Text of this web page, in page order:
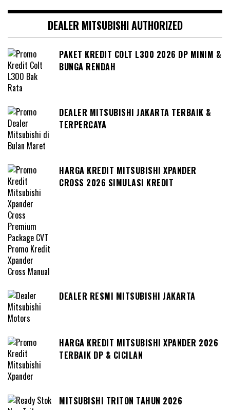
DEALER MITSUBISHI AUTHORIZED
PAKET KREDIT COLT L300 2026 DP MINIM &
BUNGA RENDAH
DEALER MITSUBISHI JAKARTA TERBAIK &
TERPERCAYA
HARGA KREDIT MITSUBISHI XPANDER
CROSS 2026 SIMULASI KREDIT
DEALER RESMI MITSUBISHI JAKARTA
HARGA KREDIT MITSUBISHI XPANDER 2026
TERBAIK DP & CICILAN
MITSUBISHI TRITON TAHUN 2026